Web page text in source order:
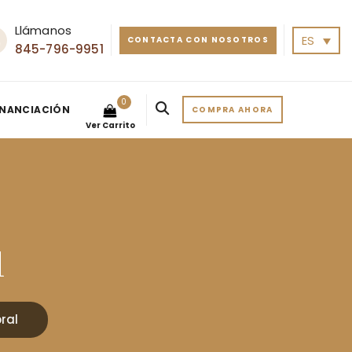
Llámanos
845-796-9951
CONTACTA CON NOSOTROS ES
Ver Carrito
0
COMPRA AHORA